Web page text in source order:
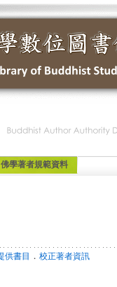
佛學著者規範資料
供書目 ． 校正著者資訊